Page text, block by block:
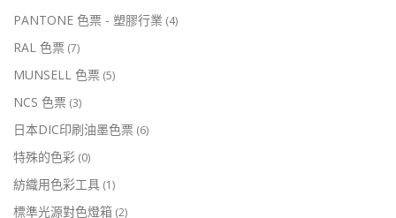
PANTONE 色票 - 塑膠行業 (4)
RAL 色票 (7)
MUNSELL 色票 (5)
NCS 色票 (3)
日本DIC印刷油墨色票 (6)
特殊的色彩 (0)
紡織用色彩工具 (1)
標準光源對色燈箱 (2)